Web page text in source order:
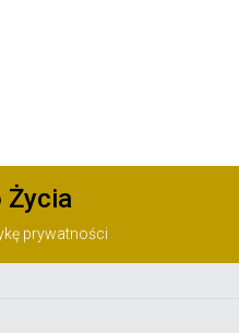
Życia
prywatności